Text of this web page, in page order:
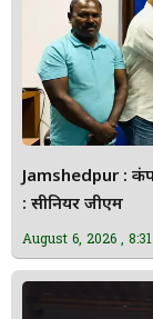
Jamshedpur :
: सीनियर जीएम
August 6, 2026